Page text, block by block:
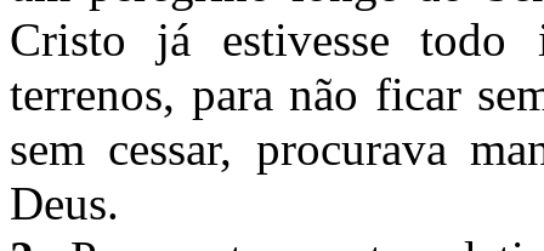
Cristo já estivesse todo
terrenos, para não ficar
sem cessar, procurava
Deus.